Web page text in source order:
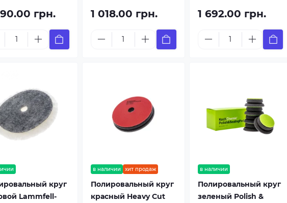
грн. 1 018.00 грн. 1 692.00 грн.
круг
Lammfell-
в наличии хит продаж
Полировальный круг
красный Heavy Cut
в наличии
Полировальный круг
зеленый Polish &